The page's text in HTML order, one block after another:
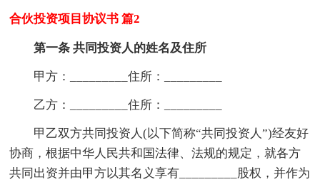
合伙投资项目协议书 篇2
第一条 共同投资人的姓名及住所
甲方：_________住所：_________
乙方：_________住所：_________
甲乙双方共同投资人(以下简称“共同投资人”)经友好
协商，根据中华人民共和国法律、法规的规定，就各方
共同出资并由甲方以其名义享有_________股权，并作为